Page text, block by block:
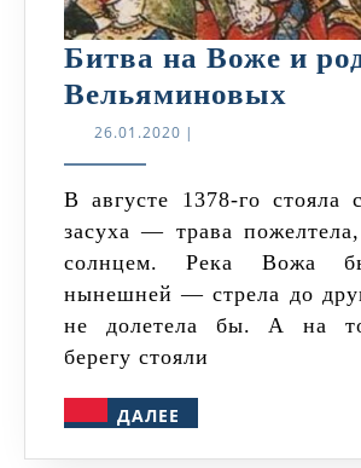
Битва на Воже и
Вельяминовых
и
род
26.01.2020 26.01.2020
|
В августе 1378-го стояла сильнейшая
засуха — трава
солнцем. Река Вожа
нынешней — стрела до
не долетела бы. А на
берегу стояли
ДАЛЕЕ